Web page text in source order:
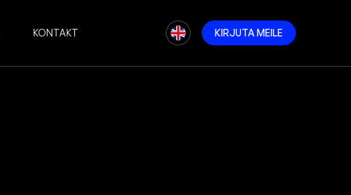
KONTAKT KIRJUTAMEILE